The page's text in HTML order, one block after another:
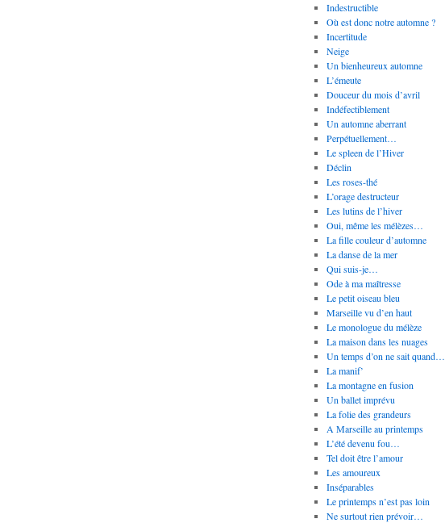
Indestructible
Où est donc notre automne ?
Incertitude
Neige
Un bienheureux automne
L’émeute
Douceur du mois d’avril
Indéfectiblement
Un automne aberrant
Perpétuellement…
Le spleen de l’Hiver
Déclin
Les roses-thé
L’orage destructeur
Les lutins de l’hiver
Oui, même les mélèzes…
La fille couleur d’automne
La danse de la mer
Qui suis-je…
Ode à ma maîtresse
Le petit oiseau bleu
Marseille vu d’en haut
Le monologue du mélèze
La maison dans les nuages
Un temps d’on ne sait quand…
La manif’
La montagne en fusion
Un ballet imprévu
La folie des grandeurs
A Marseille au printemps
L’été devenu fou…
Tel doit être l’amour
Les amoureux
Inséparables
Le printemps n’est pas loin
Ne surtout rien prévoir…